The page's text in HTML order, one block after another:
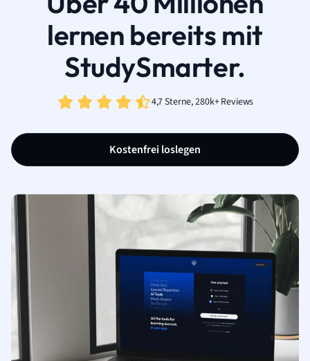
lernen bereits mit
StudySmarter.
4,7 Sterne, 280k+ Reviews
Kostenfrei loslegen